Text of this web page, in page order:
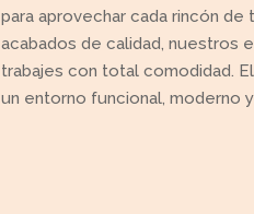
para aprovechar cada rincón
acabados de calidad, nuestros
trabajes con total comodidad.
un entorno funcional, moderno